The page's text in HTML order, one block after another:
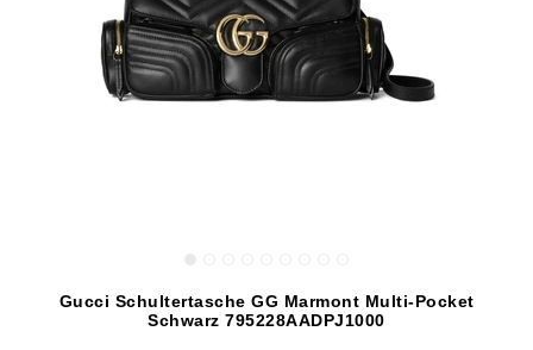
Gucci Schultertasche GG Marmont Multi-Pocket
Schwarz 795228AADPJ1000